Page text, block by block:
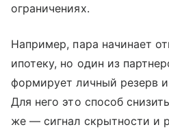
ограничениях.
Например, пара начинает
ипотеку, но один из
формирует личный резерв
Для него это способ
же — сигнал скрытности и